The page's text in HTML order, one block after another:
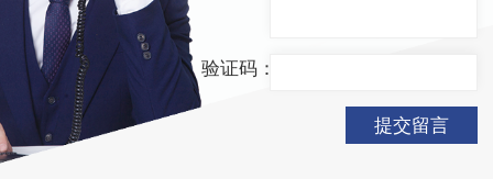
验证码：
提交留言